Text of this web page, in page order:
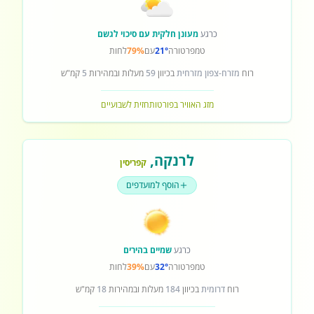
כרגעמעונן חלקית עם סיכוי לגשם
טמפרטורה21°עם79%לחות
רוח מזרח-צפון מזרחיתבכיוון59 מעלות ובמהירות 5 קמ"ש
מזג האוויר בפורטותחזית לשבועיים
לרנקה, קפריסין
הוסף למועדפים
כרגעשמיים בהירים
טמפרטורה32°עם39%לחות
רוחדרומיתבכיוון184 מעלות ובמהירות18 קמ"ש